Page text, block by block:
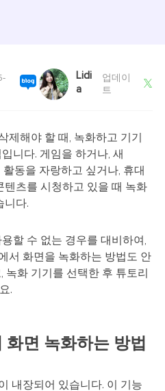
Lidi
a
업데이
트

제해야 할 때, 녹화하고 기기
니다. 게임을 하거나, 새
동을 자랑하고 싶거나, 휴대
텐츠를 시청하고 있을 때 녹화
니다.
할 수 없는 경우를 대비하여,
서 화면을 녹화하는 방법도 안
녹화 기기를 선택한 후 튜토리
.
화면 녹화하는 방법
내장되어 있습니다. 이 기능